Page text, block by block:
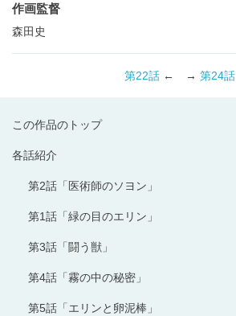
この作品のトップ
各話紹介
第2話「医術師のソヨン」
第1話「緑の目のエリン」
第3話「闘う獣」
第4話「霧の中の秘密」
第5話「エリンと卵泥棒」
作画監督
森田史
第22話 ← → 第24話